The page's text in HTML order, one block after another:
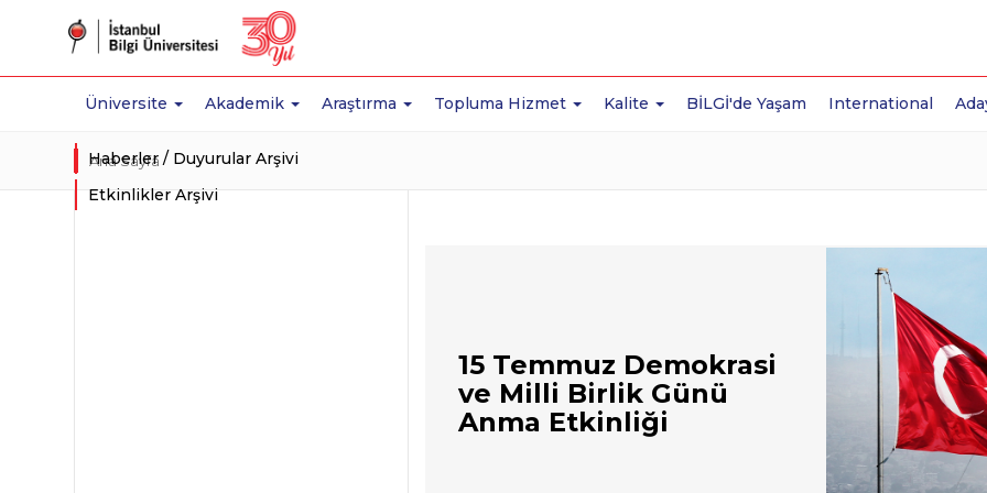
Üniversite Akademik Araştırma Topluma Hizmet Kalite BİLGİ'de Yaşam International
Ana Sayfa
Haberler / Duyurular Arşivi
Etkinlikler Arşivi
15 Temmuz Demokrasi
ve Milli Birlik Günü
Anma Etkinliği